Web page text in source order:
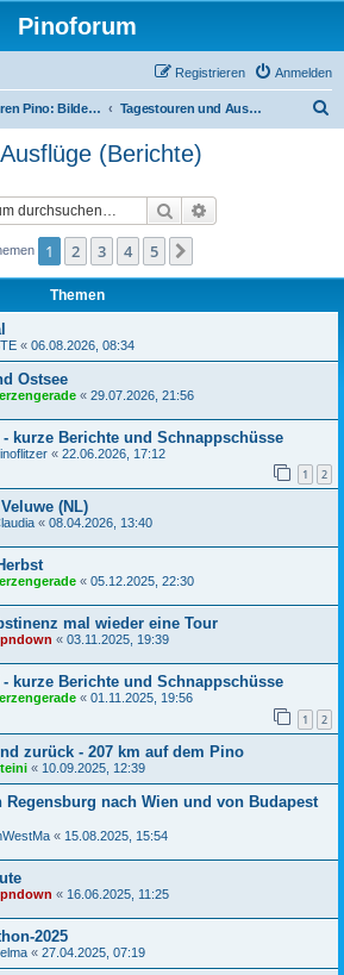
Pinoforum
Anmelden
Registrieren
Wir fahren Pino: Bilder, Touren, Treffen Tagestouren und Ausflüge (Berichte)
(Berichte)
Suche
1 2 3 4 5
Themen
« 06.08.2026, 08:34
Ostsee
« 29.07.2026, 21:56
kurze Berichte und Schnappschüsse
« 22.06.2026, 17:12
1 2
(NL)
« 08.04.2026, 13:40
« 05.12.2025, 22:30
mal wieder eine Tour
« 03.11.2025, 19:39
- kurze Berichte und Schnappschüsse
« 01.11.2025, 19:56
1 2
zurück - 207 km auf dem Pino
« 10.09.2025, 12:39
Regensburg nach Wien und von Budapest
« 15.08.2025, 15:54
« 16.06.2025, 11:25
2025
« 27.04.2025, 07:19